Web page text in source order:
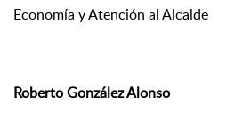
Economía y Atención al Alcalde
Roberto González Alonso